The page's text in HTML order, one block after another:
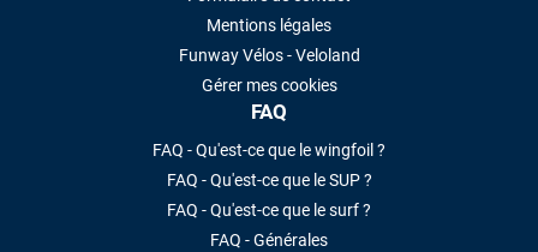
Mentions légales
Funway Vélos - Veloland
Gérer mes cookies
FAQ
FAQ - Qu'est-ce que le wingfoil ?
FAQ - Qu'est-ce que le SUP ?
FAQ - Qu'est-ce que le surf ?
FAQ - Générales